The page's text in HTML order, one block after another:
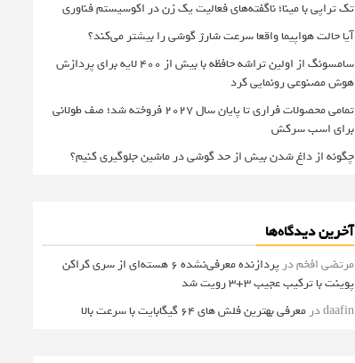
تک تراپی با مینا؛ ناگفته‌های فعالیت یک زن در اکوسیستم فناوری
آیا حالت هواپیما واقعا سرعت شارژ گوشی را بیشتر می‌کند؟
سامسونگ از اولین تراشه حافظه با بیش از ۴۰۰ لایه برای پردازش
هوش مصنوعی رونمایی کرد
تمامی محصولات فراری تا پایان سال ۲۰۲۷ فروخته شد؛ صف طولانی
برای اسب سرکش
چگونه از داغ شدن بیش از حد گوشی در ماشین جلوگیری کنیم؟
آخرین دیدگاه‌ها
مرتضی افخمدر
پردازنده معرفی‌نشده 6 هسته‌ای از سری کراکن
پوینت با ترکیب عجیب 3+3 رویت شد
daafinدر معرفی بهترین فلش های 64 گیگابایت با سرعت بالا